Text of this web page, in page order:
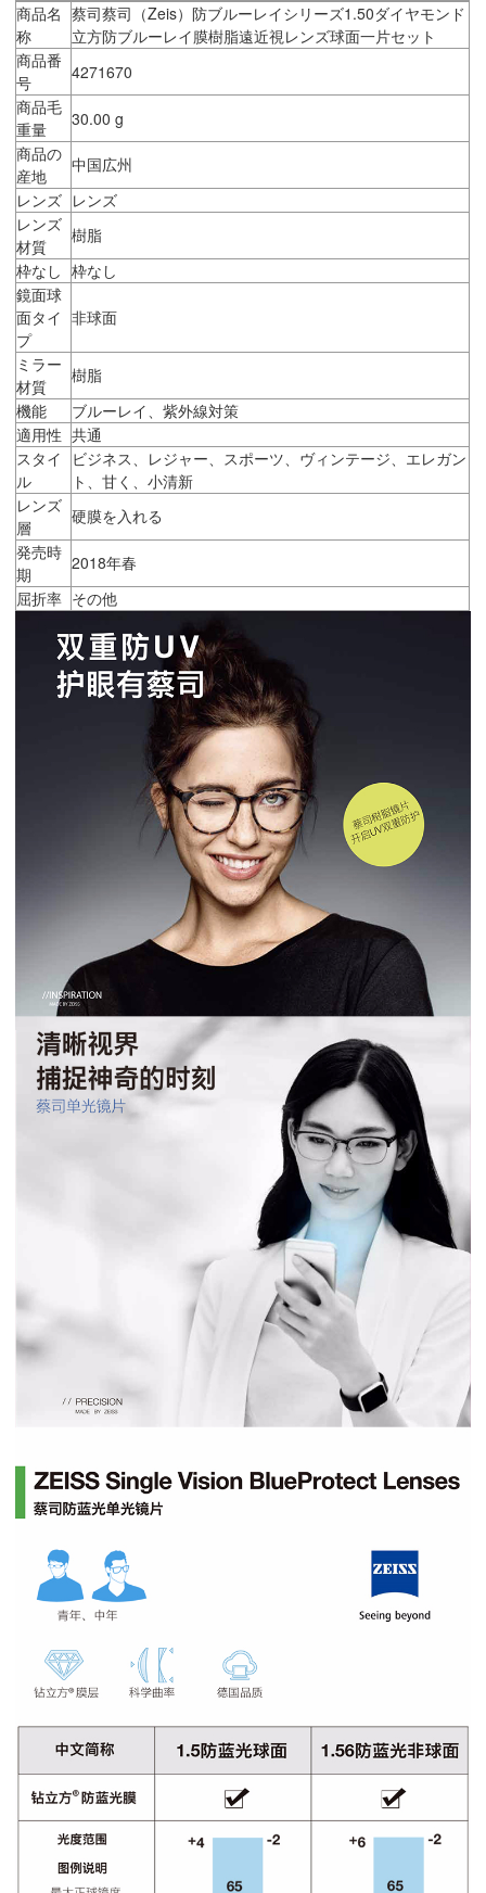
商品名
称
蔡司蔡司（Zeis）防ブルーレイシリーズ1.50ダイヤモンド
立方防ブルーレイ膜樹脂遠近視レンズ球面一片セット
商品番
号
4271670
商品毛
重量
30.00 g
商品の
産地
中国広州
レンズ レンズ
レンズ
材質
樹脂
枠なし 枠なし
鏡面球
面タイ
プ
非球面
ミラー
材質
樹脂
機能
ブルーレイ、紫外線対策
適用性 共通
スタイ
ル
ビジネス、レジャー、スポーツ、ヴィンテージ、エレガン
ト、甘く、小清新
レンズ
層
硬膜を入れる
発売時
期
2018年春
屈折率 その他